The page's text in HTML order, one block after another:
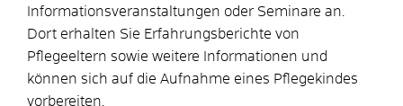
Informationsveranstaltungen oder Seminare an.
Dort erhalten Sie Erfahrungsberichte von
Pflegeeltern sowie weitere Informationen und
können sich auf die Aufnahme eines Pflegekindes
vorbereiten.